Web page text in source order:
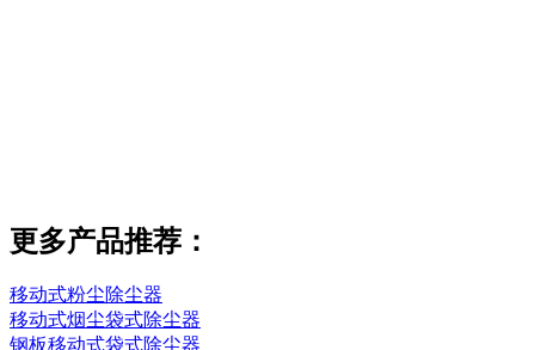
更多产品推荐：
移动式粉尘除尘器
移动式烟尘袋式除尘器
钢板移动式袋式除尘器